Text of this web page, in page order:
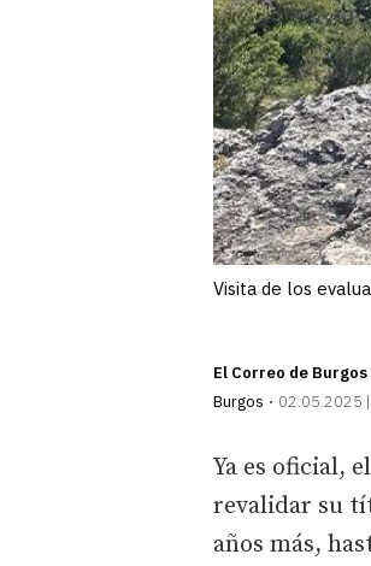
Visita de los
El Correo de Burgos
Burgos
02.05.2025
Ya es oficial, el
revalidar su
años más,